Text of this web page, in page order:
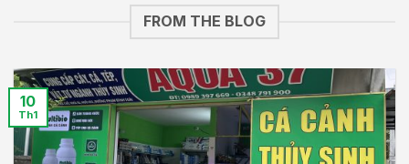
FROM THE BLOG
10
Th1